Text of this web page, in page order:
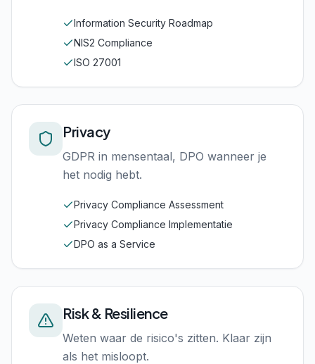
Information Security Roadmap
NIS2 Compliance
ISO 27001
Privacy
GDPR in mensentaal, DPO wanneer je
het nodig hebt.
Privacy Compliance Assessment
Privacy Compliance Implementatie
DPO as a Service
Risk & Resilience
Weten waar de risico's zitten. Klaar zijn
als het misloopt.